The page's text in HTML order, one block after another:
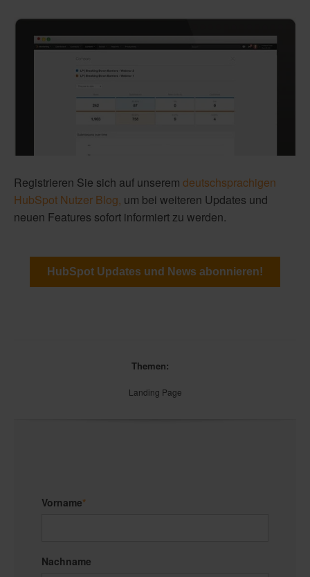
Registrieren Sie sich auf unserem deutschsprachigen
HubSpot Nutzer Blog, um bei weiteren Updates und
neuen Features sofort informiert zu werden.
HubSpot Updates und News abonnieren!
Themen:
Landing Page
Vorname*
Nachname